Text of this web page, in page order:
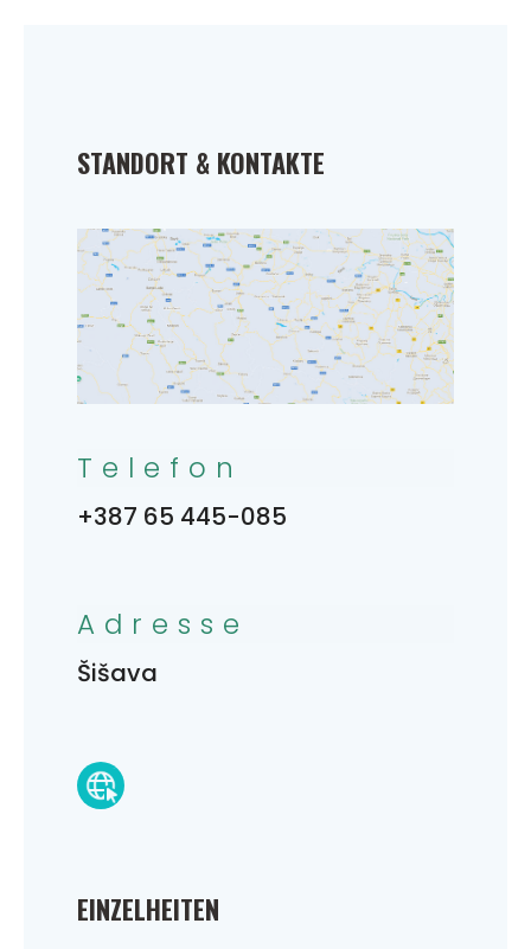
EINZELHEITEN
STANDORT & KONTAKTE
Telefon
+387 65 445-085
Adresse
Šišava